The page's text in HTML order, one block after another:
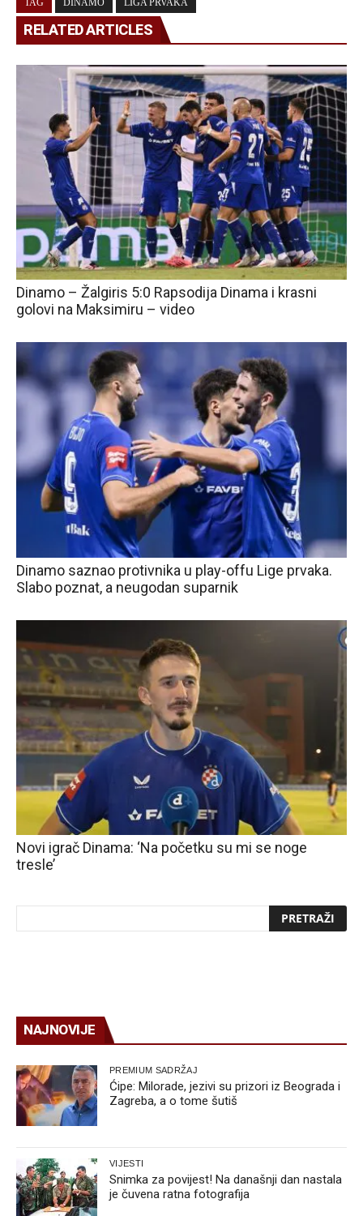
TAG DINAMO LIGA PRVAKA
RELATED ARTICLES
Dinamo – Žalgiris 5:0 Rapsodija Dinama i krasni
golovi na Maksimiru – video
Dinamo saznao protivnika u play-offu Lige prvaka.
Slabo poznat, a neugodan suparnik
Novi igrač Dinama: ‘Na početku su mi se noge
tresle’
NAJNOVIJE
PREMIUM SADRŽAJ
Ćipe: Milorade, jezivi su prizori iz Beograda i
Zagreba, a o tome šutiš
VIJESTI
Snimka za povijest! Na današnji dan nastala
je čuvena ratna fotografija